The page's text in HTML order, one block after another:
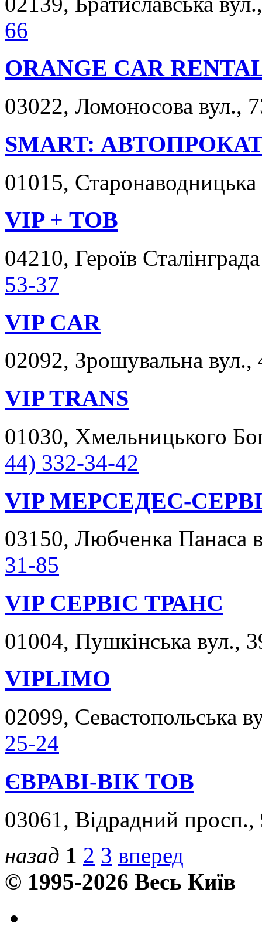
66
ORANGE CAR
03022, Ломоносова вул.,
SMART:
01015,
VIP + ТОВ
04210, Героїв
53-37
VIP CAR
02092, Зрошувальна вул.,
VIP TRANS
01030, Хмельницького
44) 332-34-42
VIP МЕРСЕДЕС-
03150, Любченка Панаса
31-85
VIP СЕРВІС ТРАНС
01004, Пушкінська вул.,
VIPLIMO
02099, Севастопольська
25-24
ЄВРАВІ-ВІК ТОВ
03061, Відрадний
назад 1 2 3 вперед
© 1995-2026 Весь Київ